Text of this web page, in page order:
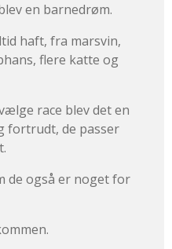
en barnedrøm.
haft, fra marsvin,
flere katte og
race blev det en
fortrudt, de passer
de også er noget for